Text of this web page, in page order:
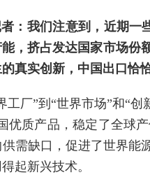
：我们注意到，近期一
，挤占发达国家市场份
真实创新，中国出口恰
工厂”到“世界市场”和“
优质产品，稳定了全球
需缺口，促进了世界能
起新兴技术。